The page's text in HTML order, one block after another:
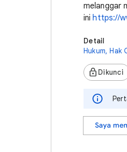
melanggar
ini https://
Detail
Hukum, Hak
Dikunci
Saya